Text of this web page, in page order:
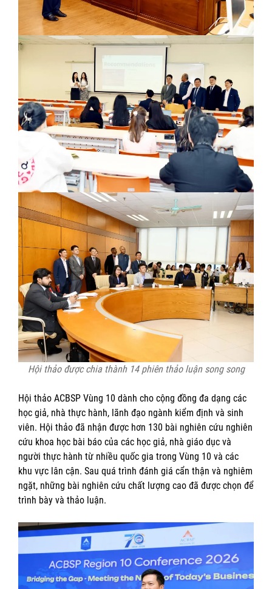
Hội thảo được chia thành 14 phiên thảo luận song song
Hội thảo ACBSP Vùng 10 dành cho cộng đồng đa dạng các
học giả, nhà thực hành, lãnh đạo ngành kiểm định và sinh
viên. Hội thảo đã nhận được hơn 130 bài nghiên cứu nghiên
cứu khoa học bài báo của các học giả, nhà giáo dục và
người thực hành từ nhiều quốc gia trong Vùng 10 và các
khu vực lân cận. Sau quá trình đánh giá cẩn thận và nghiêm
ngặt, những bài nghiên cứu chất lượng cao đã được chọn để
trình bày và thảo luận.